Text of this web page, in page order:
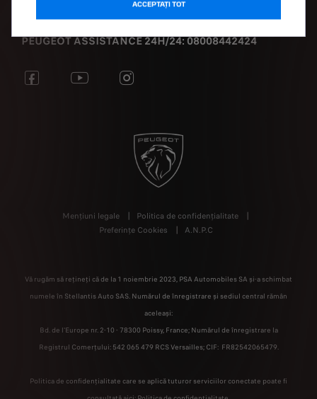
PEUGEOT ASSISTANCE 24H/24: 08008442424
Mențiuni legale
Politica de confidențialitate
Preferințe Cookies
A.N.P.C
Vă rugăm să rețineți că de la 1 noiembrie 2023, PSA Automobiles SA și-a schimbat
numele în Stellantis Auto SAS. Numărul de înregistrare și sediul central rămân
aceleași:
Bd. de l'Europe nr. 2-10 - 78300 Poissy, France; Numărul de înregistrare la
Registrul Comerțului: 542 065 479 RCS Versailles; CIF: FR82542065479.
Politica de confidențialitate care se aplică tuturor serviciilor conectate poate fi
ACCEPTAȚI TOT